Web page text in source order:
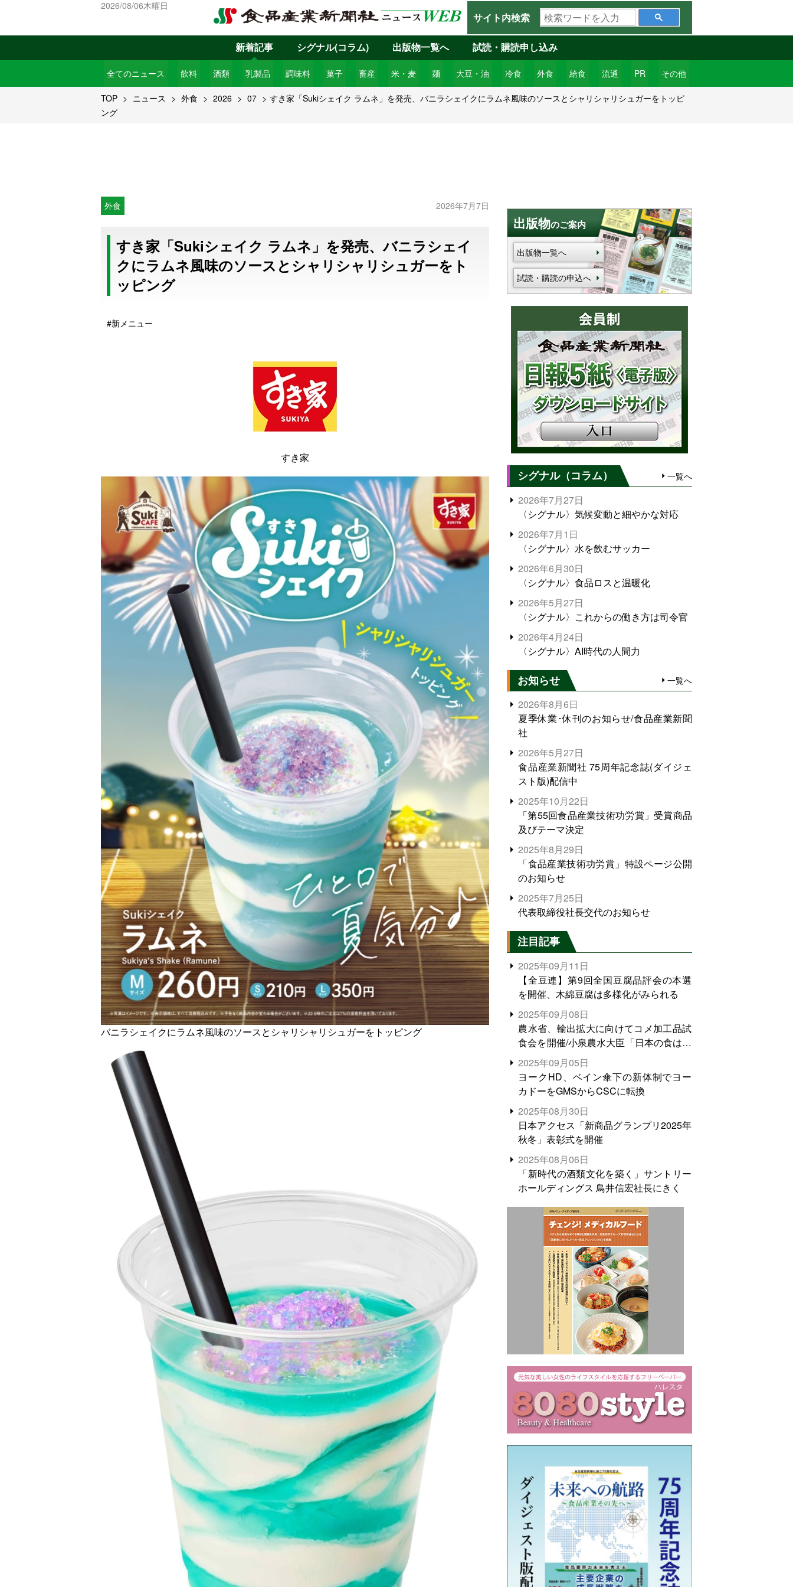
2026/08/06木曜日
サイト内検索
検
索
ワ
ー
ド
を
入
新着記事
全てのニュース 飲料 酒類 乳製品 調味料 菓子 畜産 米・麦 麺 大豆・油 冷食 外食 給食 流通 PR その他
シグナル(コラム) 出版物一覧へ 試読・購読申し込み
TOP ニュース 外食 2026 07
すき家「Sukiシェイク ラムネ」を発売、バニラシェイクにラムネ風味のソースとシャリシャリシュガーをトッピ
ング
外食 2026年7月7日
すき家「Sukiシェイク ラムネ」を発売、バニラシェイ
クにラムネ風味のソースとシャリシャリシュガーをト
ッピング
#新メニュー
すき家
バニラシェイクにラムネ風味のソースとシャリシャリシュガーをトッピング
出版物のご案内
出版物一覧へ
試読・購読の申込へ
シグナル（コラム） 一覧へ
2026年7月27日
〈シグナル〉気候変動と細やかな対応
2026年7月1日
〈シグナル〉水を飲むサッカー
2026年6月30日
〈シグナル〉食品ロスと温暖化
2026年5月27日
〈シグナル〉これからの働き方は司令官
2026年4月24日
〈シグナル〉AI時代の人間力
お知らせ 一覧へ
2026年8月6日
夏季休業･休刊のお知らせ/食品産業新聞
社
2026年5月27日
食品産業新聞社 75周年記念誌(ダイジェ
スト版)配信中
2025年10月22日
「第55回食品産業技術功労賞」受賞商品
及びテーマ決定
2025年8月29日
「食品産業技術功労賞」特設ページ公開
のお知らせ
2025年7月25日
代表取締役社長交代のお知らせ
注目記事
2025年09月11日
【全豆連】第9回全国豆腐品評会の本選
を開催、木綿豆腐は多様化がみられる
2025年09月08日
農水省、輸出拡大に向けてコメ加工品試
食会を開催/小泉農水大臣「日本の食は世
界でトップをとれる。米増産に向けて、
米輸出需要の拡大を」
2025年09月05日
ヨークHD、ベイン傘下の新体制でヨー
カドーをGMSからCSCに転換
2025年08月30日
日本アクセス「新商品グランプリ2025年
秋冬」表彰式を開催
2025年08月06日
「新時代の酒類文化を築く」サントリー
ホールディングス 鳥井信宏社長にきく